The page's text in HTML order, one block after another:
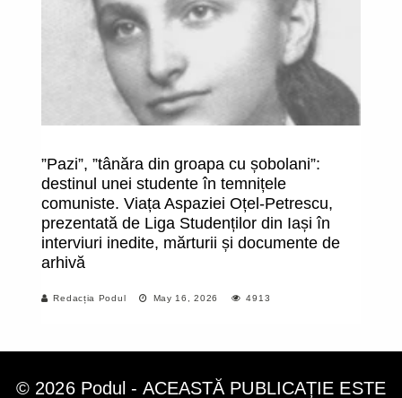
”Pazi”, ”tânăra din groapa cu șobolani”:
destinul unei studente în temnițele
comuniste. Viața Aspaziei Oțel-Petrescu,
prezentată de Liga Studenților din Iași în
interviuri inedite, mărturii și documente de
arhivă
Redacția Podul May 16, 2026 4913
© 2026 Podul - ACEASTĂ PUBLICAȚIE ESTE